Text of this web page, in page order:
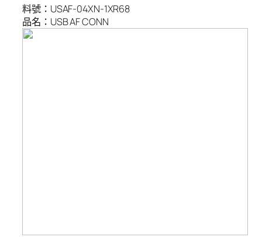
料號：USAF-04XN-1XR68
品名：USB AF CONN